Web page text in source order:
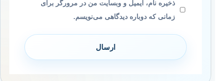
ذخیره نام، ایمیل و وبسایت من در مرورگر برای
زمانی که دوباره دیدگاهی می‌نویسم.